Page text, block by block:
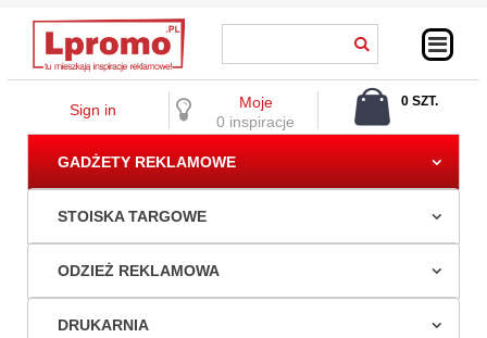
Sign in
Moje
0 inspiracje
0 SZT.
GADŻETY REKLAMOWE
STOISKA TARGOWE
ODZIEŻ REKLAMOWA
DRUKARNIA